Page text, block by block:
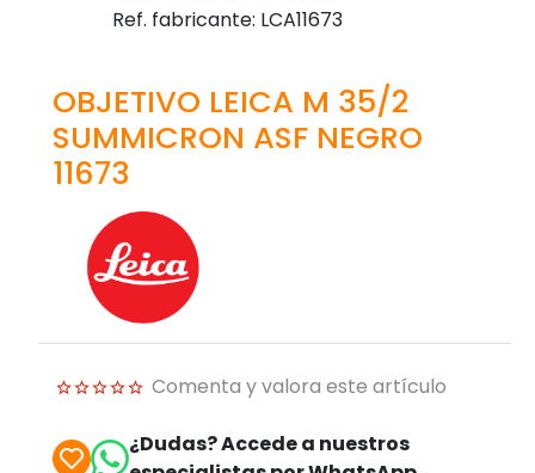
Ref. fabricante: LCA11673
OBJETIVO LEICA M 35/2
SUMMICRON ASF NEGRO
11673
Comenta y valora este artículo
¿Dudas? Accede a nuestros